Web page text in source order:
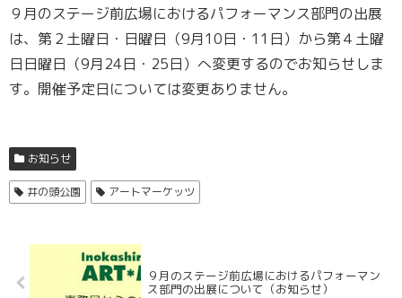
９月のステージ前広場におけるパフォーマンス部門の出展
は、第２土曜日・日曜日（9月10日・11日）から第４土曜
日日曜日（9月24日・25日）へ変更するのでお知らせしま
す。開催予定日については変更ありません。
お知らせ
井の頭公園 アートマーケッツ
９月のステージ前広場におけるパフォーマン
ス部門の出展について（お知らせ）